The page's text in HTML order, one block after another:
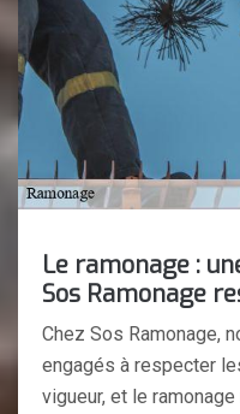
Le ramonage :
Sos Ramonage
Chez Sos Ramonage,
engagés à respecter
vigueur, et le